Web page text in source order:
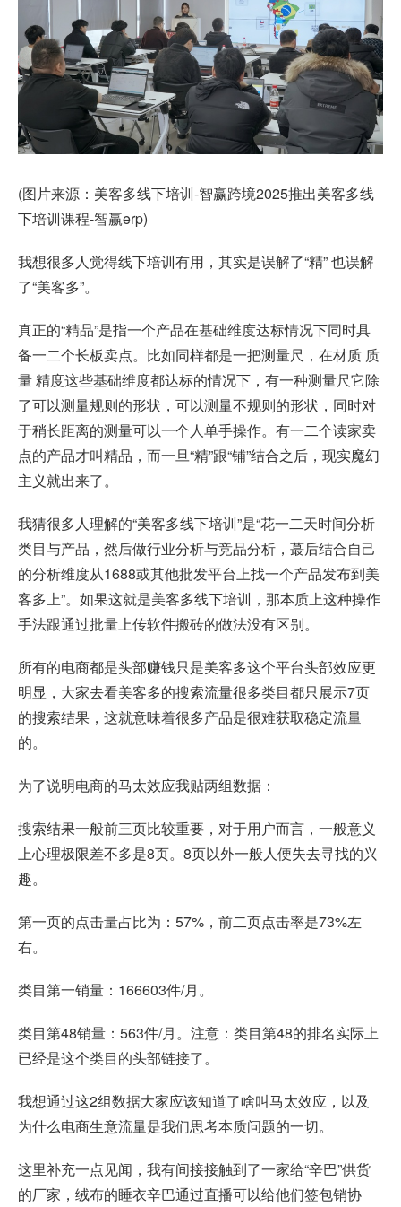
(图片来源：美客多线下培训-智赢跨境2025推出美客多线
下培训课程-智赢erp)
我想很多人觉得线下培训有用，其实是误解了“精” 也误解
了“美客多”。
真正的“精品”是指一个产品在基础维度达标情况下同时具
备一二个长板卖点。比如同样都是一把测量尺，在材质 质
量 精度这些基础维度都达标的情况下，有一种测量尺它除
了可以测量规则的形状，可以测量不规则的形状，同时对
于稍长距离的测量可以一个人单手操作。有一二个读家卖
点的产品才叫精品，而一旦“精”跟“铺”结合之后，现实魔幻
主义就出来了。
我猜很多人理解的“美客多线下培训”是“花一二天时间分析
类目与产品，然后做行业分析与竞品分析，蕞后结合自己
的分析维度从1688或其他批发平台上找一个产品发布到美
客多上”。如果这就是美客多线下培训，那本质上这种操作
手法跟通过批量上传软件搬砖的做法没有区别。
所有的电商都是头部赚钱只是美客多这个平台头部效应更
明显，大家去看美客多的搜索流量很多类目都只展示7页
的搜索结果，这就意味着很多产品是很难获取稳定流量
的。
为了说明电商的马太效应我贴两组数据：
搜索结果一般前三页比较重要，对于用户而言，一般意义
上心理极限差不多是8页。8页以外一般人便失去寻找的兴
趣。
第一页的点击量占比为：57%，前二页点击率是73%左
右。
类目第一销量：166603件/月。
类目第48销量：563件/月。注意：类目第48的排名实际上
已经是这个类目的头部链接了。
我想通过这2组数据大家应该知道了啥叫马太效应，以及
为什么电商生意流量是我们思考本质问题的一切。
这里补充一点见闻，我有间接接触到了一家给“辛巴”供货
的厂家，绒布的睡衣辛巴通过直播可以给他们签包销协